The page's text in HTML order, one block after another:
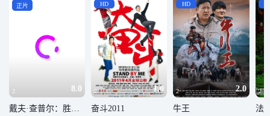
2 8.0
正片
2 1.0
HD
奋斗2011
2 2.0
HD
牛王
2
法